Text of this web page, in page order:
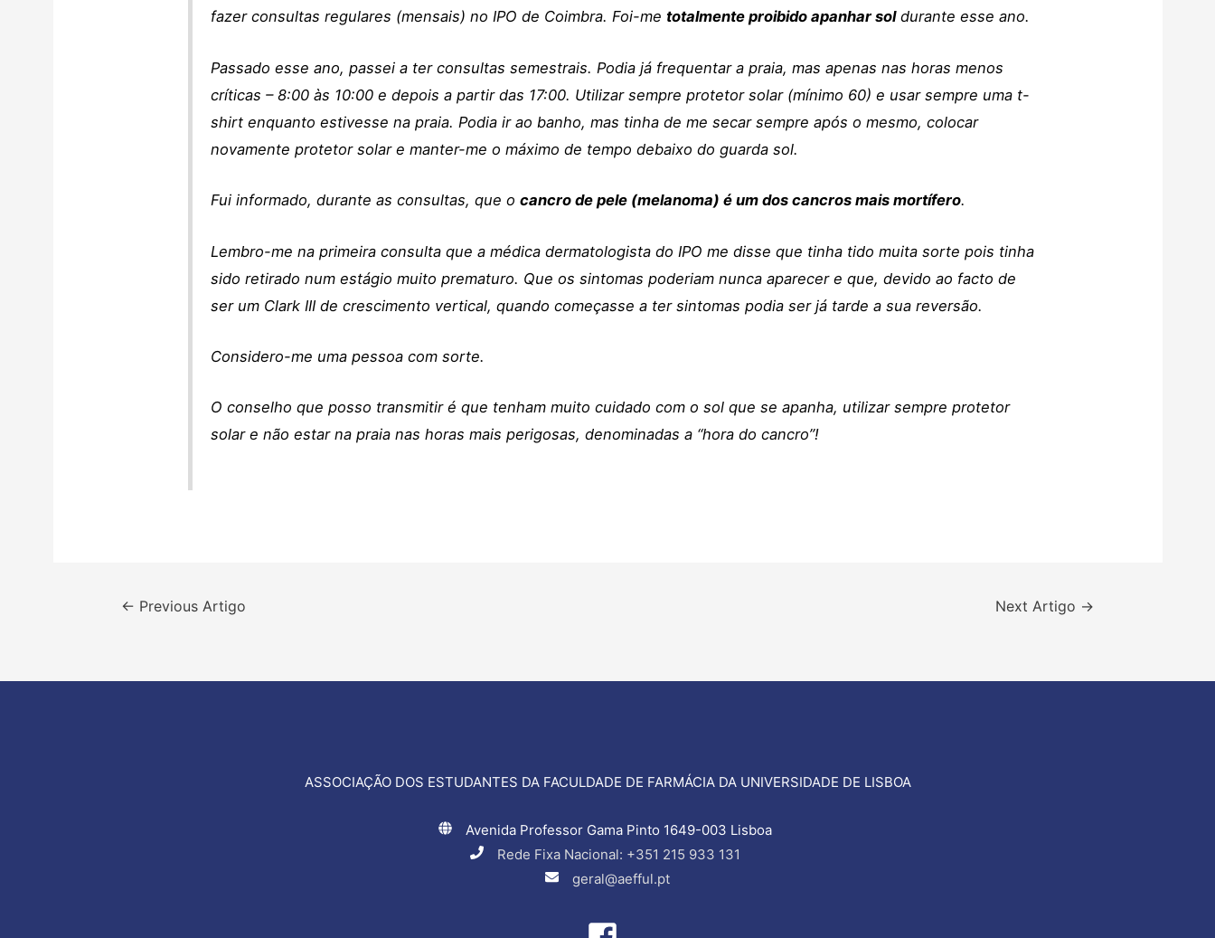
fazer consultas regulares (mensais) no IPO de Coimbra. Foi-me totalmente proibido apanhar soldurante esse ano.
Passado esse ano, passei a ter consultas semestrais. Podia já frequentar a praia, mas apenas nas horas menos
críticas – 8:00 às 10:00 e depois a partir das 17:00. Utilizar sempre protetor solar (mínimo 60) e usar sempre uma t-
shirt enquanto estivesse na praia. Podia ir ao banho, mas tinha de me secar sempre após o mesmo, colocar
novamente protetor solar e manter-me o máximo de tempo debaixo do guarda sol.
Fui informado, durante as consultas, que o cancro de pele (melanoma) é um dos cancros mais mortífero.
Lembro-me na primeira consulta que a médica dermatologista do IPO me disse que tinha tido muita sorte pois tinha
sido retirado num estágio muito prematuro. Que os sintomas poderiam nunca aparecer e que, devido ao facto de
ser um Clark III de crescimento vertical, quando começasse a ter sintomas podia ser já tarde a sua reversão.
Considero-me uma pessoa com sorte.
O conselho que posso transmitir é que tenham muito cuidado com o sol que se apanha, utilizar sempre protetor
solar e não estar na praia nas horas mais perigosas, denominadas a “hora do cancro”!
Navegação
← Previous Artigo Next Artigo →
ASSOCIAÇÃO DOS ESTUDANTES DA FACULDADE DE FARMÁCIA DA UNIVERSIDADE DE LISBOA
Avenida Professor Gama Pinto 1649-003 Lisboa
Rede Fixa Nacional: +351 215 933 131
geral@aefful.pt